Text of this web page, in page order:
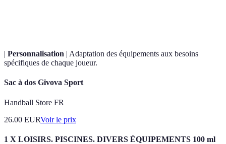
| Personnalisation | Adaptation des équipements aux besoins
spécifiques de chaque joueur.
Sac à dos Givova Sport
Handball Store FR
26.00 EURVoir le prix
1 X LOISIRS. PISCINES. DIVERS ÉQUIPEMENTS 100 ml